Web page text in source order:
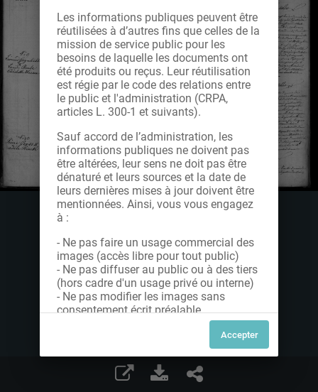
Les informations publiques peuvent être
réutilisées à d’autres fins que celles de la
mission de service public pour les
besoins de laquelle les documents ont
été produits ou reçus. Leur réutilisation
est régie par le code des relations entre
le public et l'administration (CRPA,
articles L. 300-1 et suivants).
Sauf accord de l’administration, les
informations publiques ne doivent pas
être altérées, leur sens ne doit pas être
dénaturé et leurs sources et la date de
leurs dernières mises à jour doivent être
mentionnées. Ainsi, vous vous engagez
à :
- Ne pas faire un usage commercial des
images (accès libre pour tout public)
- Ne pas diffuser au public ou à des tiers
(hors cadre d'un usage privé ou interne)
- Ne pas modifier les images sans
consentement écrit préalable
Dans le cas contraire, nous vous invitons
à nous contacter afin de solliciter le type
de Licence souhaitée parmi celles
proposées et le cas échéant, acquitter